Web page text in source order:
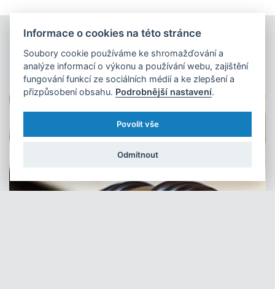
Mohlo by vás zajímat
Informace o cookies na této stránce
Soubory cookie používáme ke shromažďování a
analýze informací o výkonu a používání webu, zajištění
fungování funkcí ze sociálních médií a ke zlepšení a
přizpůsobení obsahu. Podrobnější nastavení.
Povolit vše
Odmítnout